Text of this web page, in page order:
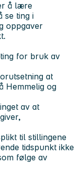
å lære
se ting i
oppgaver
for bruk av
at
Hemmelig og
av at
til stillingene
tidspunkt ikke
følge av